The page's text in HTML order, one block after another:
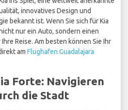
innovatives Design und
bekannt ist. Wenn Sie sich für Kia
nur ein Auto, sondern einen
Reise. Am besten können Sie Ihr
am Flughafen Guadalajara
Forte: Navigieren
die Stadt